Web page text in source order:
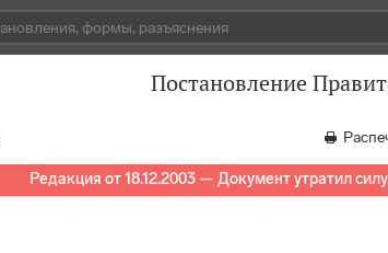
Постановление
Редакция от 18.12.2003 — Документ утратил